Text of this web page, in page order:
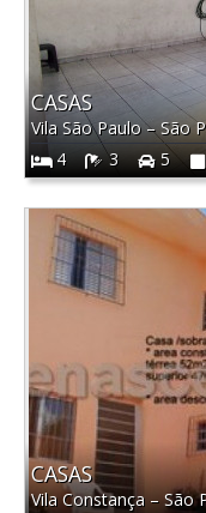
CASAS
Vila São Paulo–São
4
3 5
CASAS
Vila Constança–São